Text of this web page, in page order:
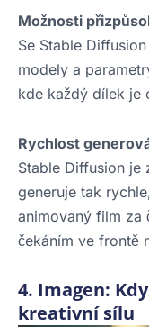
Možnosti
Se Stable
modely a
kde každý dílek je
Rychlost
Stable Diffusion je
generuje tak
animovaný film za
čekáním ve frontě
4. Imagen:
kreativní sílu